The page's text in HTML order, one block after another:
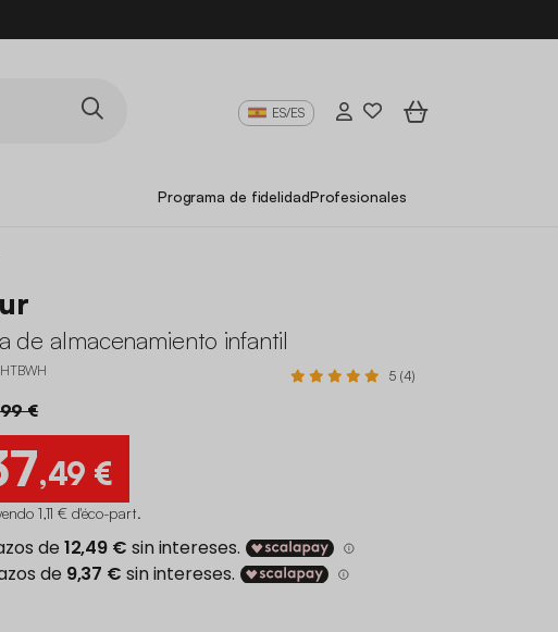
ES/ES
Programa de fidelidadProfesionales
de almacenamiento infantil
5 (4)
€
,49 €
1,11 € d'éco-part.